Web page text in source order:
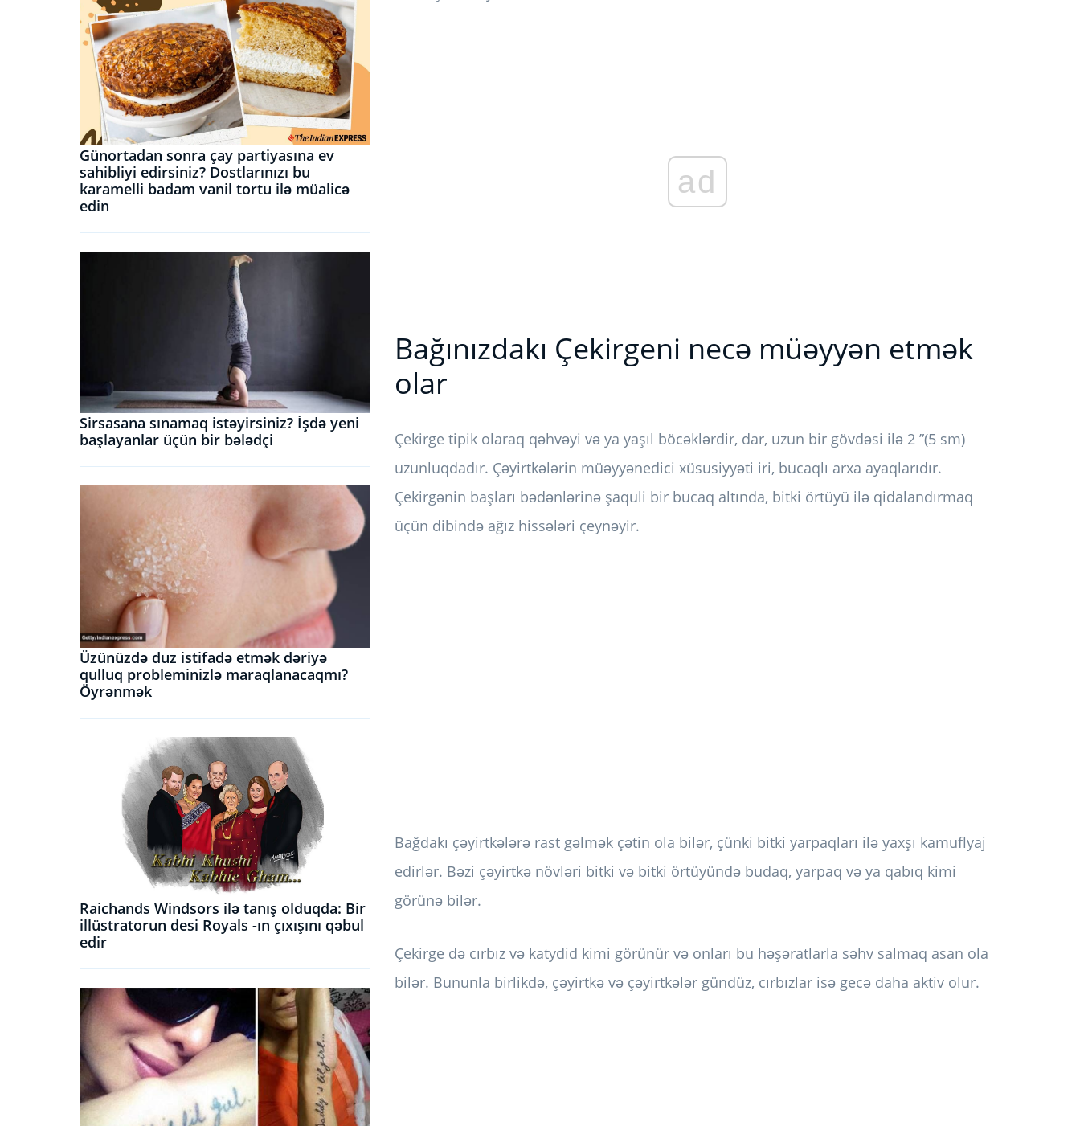
Günortadan sonra çay partiyasına ev
sahibliyi edirsiniz? Dostlarınızı bu
karamelli badam vanil tortu ilə müalicə
edin
Sirsasana sınamaq istəyirsiniz? İşdə yeni
başlayanlar üçün bir bələdçi
Üzünüzdə duz istifadə etmək dəriyə
qulluq probleminizlə maraqlanacaqmı?
Öyrənmək
Raichands Windsors ilə tanış olduqda: Bir
illüstratorun desi Royals -ın çıxışını qəbul
edir
ad
Bağınızdakı Çekirgeni necə müəyyən etmək
olar
Çekirge tipik olaraq qəhvəyi və ya yaşıl böcəklərdir, dar, uzun bir gövdəsi ilə 2 ”(5 sm)
uzunluqdadır. Çəyirtkələrin müəyyənedici xüsusiyyəti iri, bucaqlı arxa ayaqlarıdır.
Çekirgənin başları bədənlərinə şaquli bir bucaq altında, bitki örtüyü ilə qidalandırmaq
üçün dibində ağız hissələri çeynəyir.
Bağdakı çəyirtkələrə rast gəlmək çətin ola bilər, çünki bitki yarpaqları ilə yaxşı kamuflyaj
edirlər. Bəzi çəyirtkə növləri bitki və bitki örtüyündə budaq, yarpaq və ya qabıq kimi
görünə bilər.
Çekirge də cırbız və katydid kimi görünür və onları bu həşəratlarla səhv salmaq asan ola
bilər. Bununla birlikdə, çəyirtkə və çəyirtkələr gündüz, cırbızlar isə gecə daha aktiv olur.